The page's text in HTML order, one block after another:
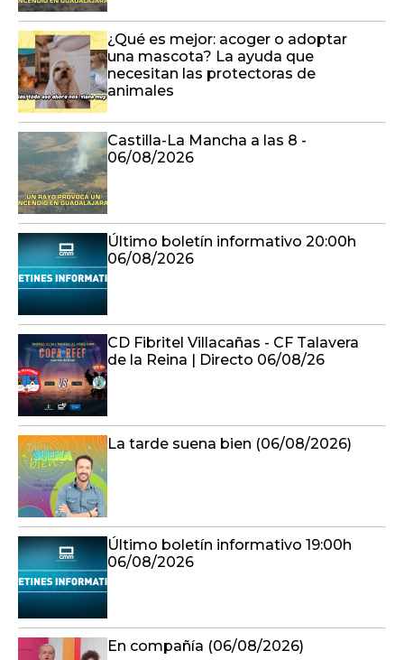
¿Qué es mejor: acoger o adoptar
una mascota? La ayuda que
necesitan las protectoras de
animales
Castilla-La Mancha a las 8 -
06/08/2026
Último boletín informativo 20:00h
06/08/2026
CD Fibritel Villacañas - CF Talavera
de la Reina | Directo 06/08/26
La tarde suena bien (06/08/2026)
Último boletín informativo 19:00h
06/08/2026
En compañía (06/08/2026)